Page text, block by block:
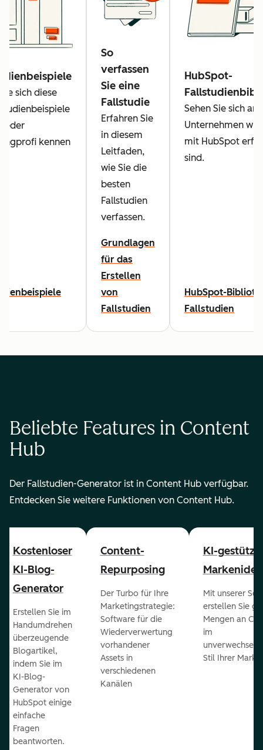
sich diese
jeder
kennen
So
verfassen
Sie eine
Fallstudie
Erfahren Sie
in diesem
Leitfaden,
wie Sie die
besten
Fallstudien
verfassen.
Grundlagen
für das
Erstellen
von
Fallstudien
HubSpot-
Sehen Sie sich an,
Unternehmen wie
mit HubSpot
sind.
HubSpot-
Fallstudien
Beliebte Features in Content
Hub
Der Fallstudien-Generator ist in Content Hub verfügbar.
Entdecken Sie weitere Funktionen von Content Hub.
Kostenloser
KI-Blog-
Generator
Erstellen Sie im
Handumdrehen
überzeugende
Blogartikel,
indem Sie im
KI-Blog-
Generator von
HubSpot einige
einfache
Fragen
beantworten.
Content-
Repurposing
Der Turbo für Ihre
Marketingstrategie:
Software für die
Wiederverwertung
vorhandener
Assets in
verschiedenen
Kanälen
KI-
Mit unserer
erstellen Sie
Mengen an
im
Stil Ihrer Marke.